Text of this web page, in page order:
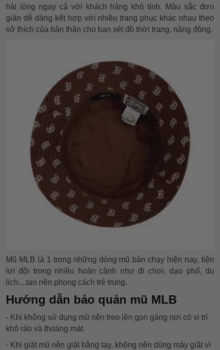
hài lòng ngay cả với khách hàng khó tính. Màu sắc đơn
giản dễ dàng kết hợp với nhiều trang phục khác nhau theo
sở thích của bản thân cho bạn sét đồ thời trang, năng động.
Mũ MLB là 1 trong những dòng mũ bán chạy hiện nay, tiện
lợi đội trong nhiều hoàn cảnh như đi chơi, dạo phố, du
lịch....tạo nên phong cách trẻ trung.
Hướng dẫn bảo quản mũ MLB
- Khi không sử dụng mũ nên treo lên gọn gàng nơi có vị trí
khô ráo và thoáng mát.
- Khi giặt mũ nên giặt bằng tay, không nên dùng máy giặt vì